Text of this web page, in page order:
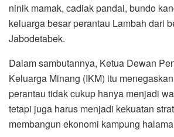
ninik mamak, cadiak pandai, bundo
keluarga besar perantau Lambah dari
Jabodetabek.
Dalam sambutannya, Ketua Dewan
Keluarga Minang (IKM) itu
perantau tidak cukup hanya menjadi
tetapi juga harus menjadi kekuatan
membangun ekonomi kampung